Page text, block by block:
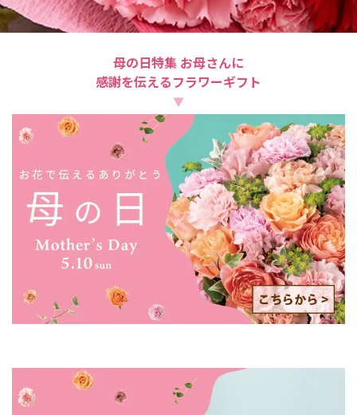
母の日特集 お母さんに
感謝を伝えるフラワーギフト
▼